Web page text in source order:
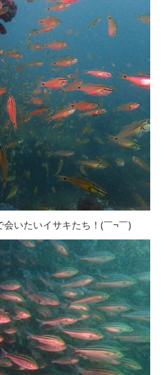
いたいイサキたち！(￣¬￣)